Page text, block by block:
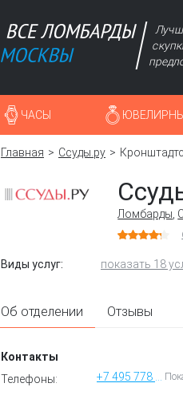
ЧАСЫ
Главная Ссуды.ру
Ломбарды
Виды услуг: показать 18
Об отделении Отзывы
Контакты
Телефоны: